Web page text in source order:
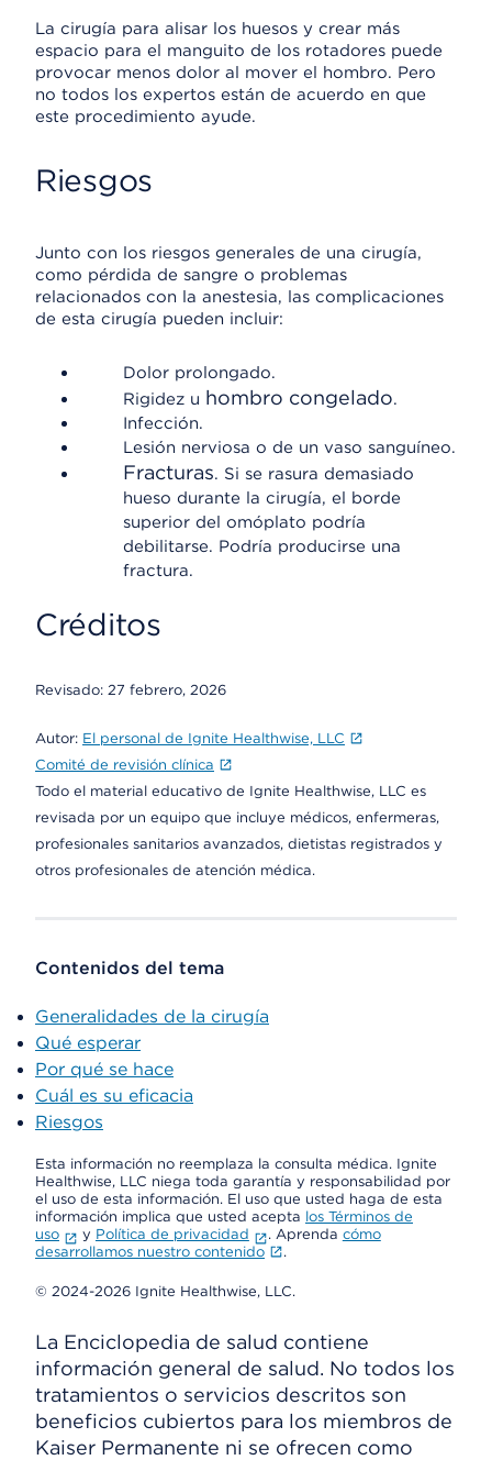
La cirugía para alisar los huesos y crear más
espacio para el manguito de los rotadores puede
provocar menos dolor al mover el hombro. Pero
no todos los expertos están de acuerdo en que
este procedimiento ayude.
Riesgos
Junto con los riesgos generales de una cirugía,
como pérdida de sangre o problemas
relacionados con la anestesia, las complicaciones
de esta cirugía pueden incluir:
Dolor prolongado.
Rigidez u hombro congelado.
Infección.
Lesión nerviosa o de un vaso sanguíneo.
Fracturas. Si se rasura demasiado
hueso durante la cirugía, el borde
superior del omóplato podría
debilitarse. Podría producirse una
fractura.
Créditos
Revisado: 27 febrero, 2026
Autor: El personal de Ignite Healthwise, LLC
Comité de revisión clínica
Todo el material educativo de Ignite Healthwise, LLC es
revisada por un equipo que incluye médicos, enfermeras,
profesionales sanitarios avanzados, dietistas registrados y
otros profesionales de atención médica.
Contenidos del tema
Generalidades de la cirugía
Qué esperar
Por qué se hace
Cuál es su eficacia
Riesgos
Esta información no reemplaza la consulta médica. Ignite
Healthwise, LLC niega toda garantía y responsabilidad por
el uso de esta información. El uso que usted haga de esta
información implica que usted acepta los Términos de
uso
y Política de privacidad . Aprenda cómo
desarrollamos nuestro contenido
.
© 2024-2026 Ignite Healthwise, LLC.
La Enciclopedia de salud contiene
información general de salud. No todos los
tratamientos o servicios descritos son
beneficios cubiertos para los miembros de
Kaiser Permanente ni se ofrecen como